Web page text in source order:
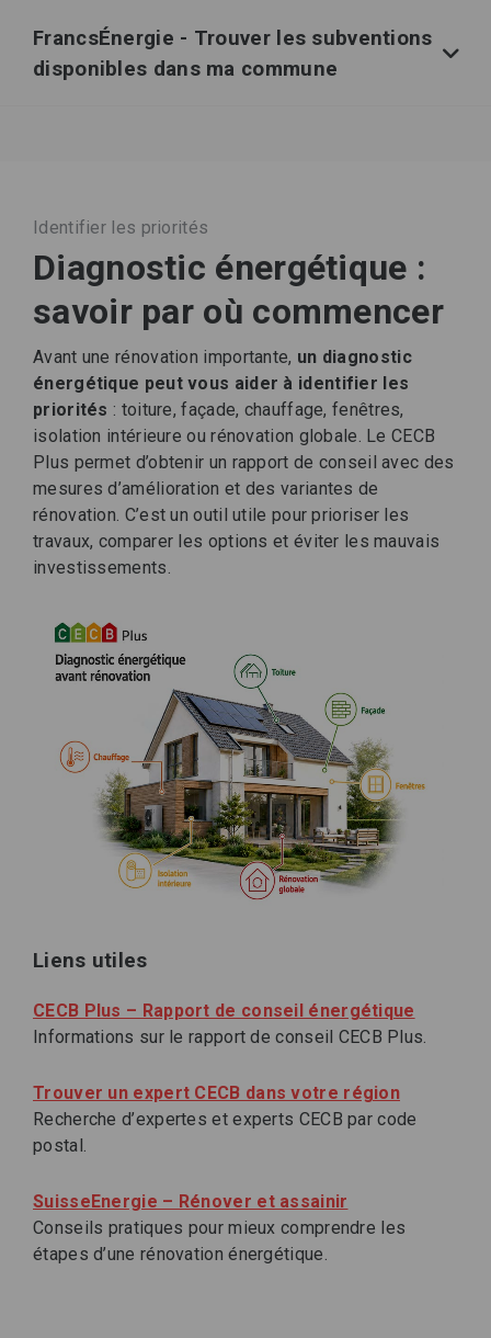
FrancsÉnergie - Trouver les subventions
disponibles dans ma commune
Identifier les priorités
Diagnostic énergétique :
savoir par où commencer
Avant une rénovation importante, un diagnostic
énergétique peut vous aider à identifier les
priorités : toiture, façade, chauffage, fenêtres,
isolation intérieure ou rénovation globale. Le CECB
Plus permet d’obtenir un rapport de conseil avec des
mesures d’amélioration et des variantes de
rénovation. C’est un outil utile pour prioriser les
travaux, comparer les options et éviter les mauvais
investissements.
Liens utiles
CECB Plus – Rapport de conseil énergétique
Informations sur le rapport de conseil CECB Plus.
Trouver un expert CECB dans votre région
Recherche d’expertes et experts CECB par code
postal.
SuisseEnergie – Rénover et assainir
Conseils pratiques pour mieux comprendre les
étapes d’une rénovation énergétique.